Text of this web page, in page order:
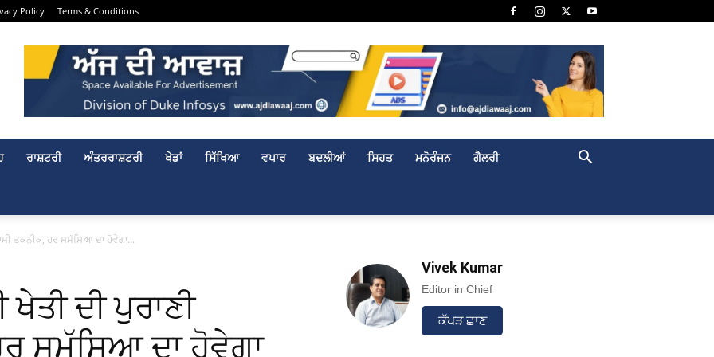
Policy Terms & Conditions
ਰਾਸ਼ਟਰੀ ਅੰਤਰਰਾਸ਼ਟਰੀ ਖੇਡਾਂ ਸਿੱਖਿਆ ਵਪਾਰ ਬਦਲੀਆਂ ਸਿਹਤ ਮਨੋਰੰਜਨ ਗੈਲਰੀ
ਤਕਨੀਕ, ਹਰ ਸਮੱਸਿਆ ਦਾ ਹੋਵੇਗਾ...
ਦੀ ਪੁਰਾਣੀ
ਸਮੱਸਿਆ ਦਾ ਹੋਵੇਗਾ
Vivek Kumar
Editor in Chief
ਕੱਪੜ ਛਾਣ